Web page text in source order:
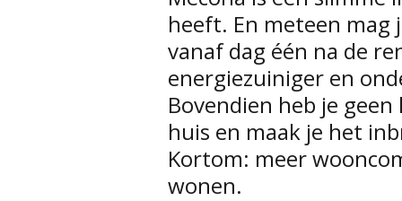
heeft. En meteen
vanaf dag één na de
energiezuiniger en
Bovendien heb je
huis en maak je het
Kortom: meer
wonen.